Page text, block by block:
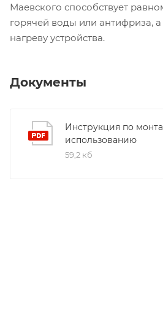
Маевского способствует
горячей воды или антифриза,
нагреву устройства.
Документы
Инструкция по
использованию
59,2 кб